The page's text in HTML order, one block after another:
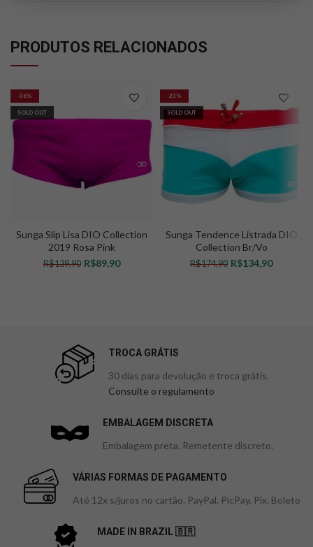
PRODUTOS RELACIONADOS
-36%
SOLD OUT
Sunga Slip Lisa DIO Collection
2019 Rosa Pink
R$139,90 R$89,90
-23%
SOLD OUT
Sunga Tendence Listrada DIO
Collection Br/Vo
R$174,90 R$134,90
TROCA GRÁTIS
30 dias para devolução e troca grátis.
Consulte o regulamento
EMBALAGEM DISCRETA
Embalagem preta. Remetente discreto.
VÁRIAS FORMAS DE PAGAMENTO
Até 12x s/juros no cartão. PayPal. PicPay. Pix. Boleto
MADE IN BRAZIL 🇧🇷